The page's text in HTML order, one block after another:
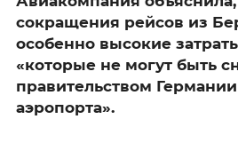
сокращения рейсов из
особенно высокие
«которые не могут быть
правительством
аэропорта».